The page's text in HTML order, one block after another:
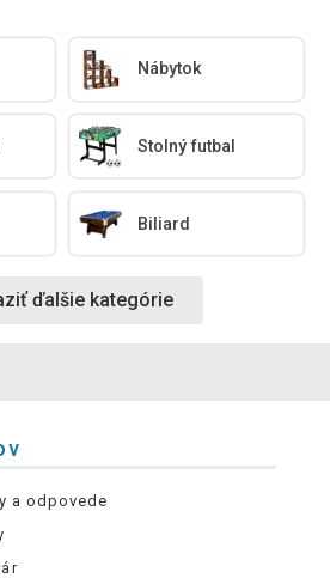
Nábytok
Stolný futbal
Biliard
ďalšie kategórie
a odpovede